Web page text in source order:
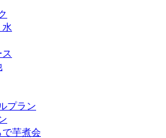
水
ス
プラン
芋煮会